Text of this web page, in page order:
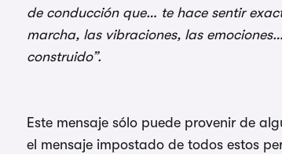
de conducción que… te hace sentir
marcha, las vibraciones, las
construido”.
Este mensaje sólo puede provenir de
el mensaje impostado de todos estos